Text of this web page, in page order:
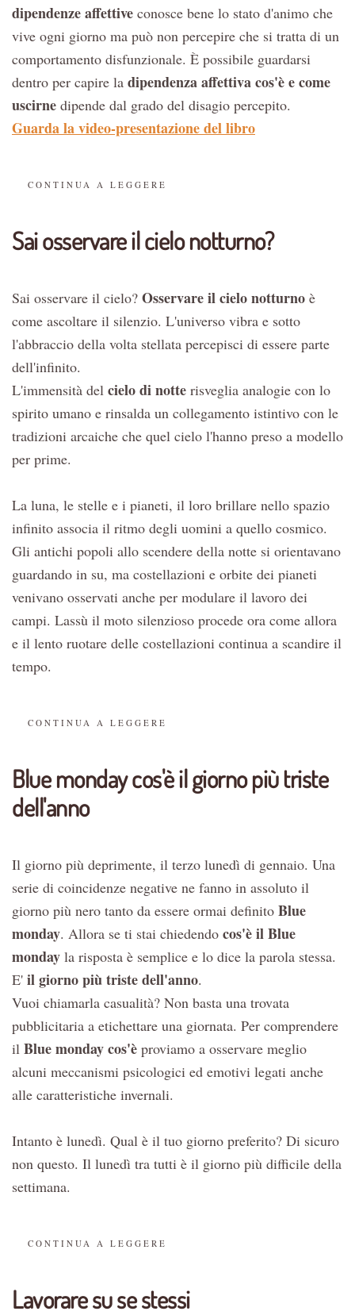
dipendenze affettive conosce bene lo stato d'animo che
vive ogni giorno ma può non percepire che si tratta di un
comportamento disfunzionale. È possibile guardarsi
dentro per capire la dipendenza affettiva cos'è e come
uscirne dipende dal grado del disagio percepito.
Guarda la video-presentazione del libro
CONTINUA A LEGGERE
Sai osservare il cielo notturno?
Sai osservare il cielo? Osservare il cielo notturno è
come ascoltare il silenzio. L'universo vibra e sotto
l'abbraccio della volta stellata percepisci di essere parte
dell'infinito.
L'immensità del cielo di notte risveglia analogie con lo
spirito umano e rinsalda un collegamento istintivo con le
tradizioni arcaiche che quel cielo l'hanno preso a modello
per prime.
La luna, le stelle e i pianeti, il loro brillare nello spazio
infinito associa il ritmo degli uomini a quello cosmico.
Gli antichi popoli allo scendere della notte si orientavano
guardando in su, ma costellazioni e orbite dei pianeti
venivano osservati anche per modulare il lavoro dei
campi. Lassù il moto silenzioso procede ora come allora
e il lento ruotare delle costellazioni continua a scandire il
tempo.
CONTINUA A LEGGERE
Blue monday cos'è il giorno più triste
dell'anno
Il giorno più deprimente, il terzo lunedì di gennaio. Una
serie di coincidenze negative ne fanno in assoluto il
giorno più nero tanto da essere ormai definito Blue
monday. Allora se ti stai chiedendo cos'è il Blue
monday la risposta è semplice e lo dice la parola stessa.
E' il giorno più triste dell'anno.
Vuoi chiamarla casualità? Non basta una trovata
pubblicitaria a etichettare una giornata. Per comprendere
il Blue monday cos'è proviamo a osservare meglio
alcuni meccanismi psicologici ed emotivi legati anche
alle caratteristiche invernali.
Intanto è lunedì. Qual è il tuo giorno preferito? Di sicuro
non questo. Il lunedì tra tutti è il giorno più difficile della
settimana.
CONTINUA A LEGGERE
Lavorare su se stessi